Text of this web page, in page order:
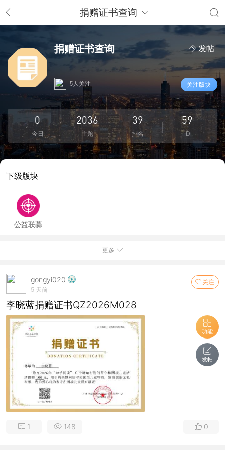
捐赠证书查询
捐赠证书查询 发帖
5人关注 关注版块
0
今日
2036
主题
39
排名
59
ID
下级版块
公益联募
更多
关注
gongyi020
5 天前
李晓蓝捐赠证书QZ2026M028
1 148 0
功能
发帖